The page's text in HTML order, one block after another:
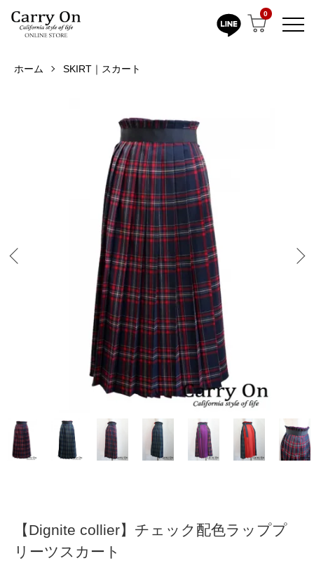
0
ホーム SKIRT｜スカート
【Dignite collier】チェック配色ラッププ
リーツスカート